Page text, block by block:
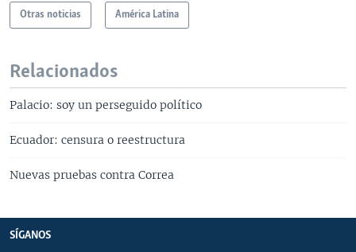
Otras noticias América Latina
Relacionados
Palacio: soy un perseguido político
Ecuador: censura o reestructura
Nuevas pruebas contra Correa
SÍGANOS